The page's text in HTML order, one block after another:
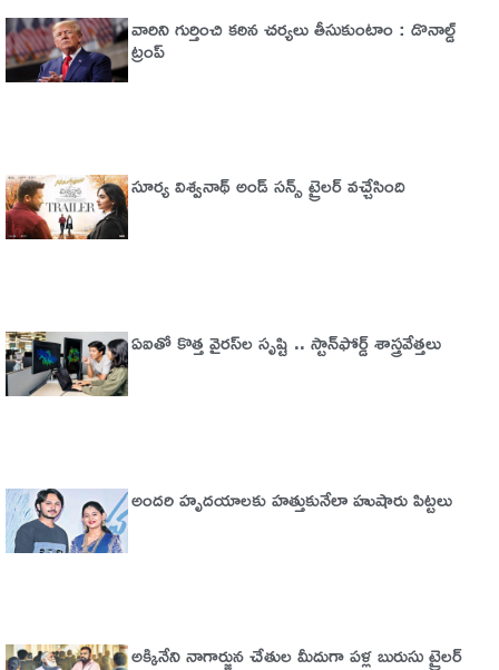
వారిని గుర్తించి కఠిన చర్యలు తీసుకుంటాం : డొనాల్డ్
ట్రంప్
సూర్య విశ్వనాథ్ అండ్ సన్స్ ట్రైలర్ వచ్చేసింది
ఏఐతో కొత్త వైరస్‌ల సృష్టి .. స్టాన్‌ఫోర్డ్‌ శాస్త్రవేత్తలు
అందరి హృదయాలకు హత్తుకునేలా హుషారు పిట్టలు
అక్కినేని నాగార్జున చేతుల మీదుగా పళ్ల బురుసు ట్రైలర్‌